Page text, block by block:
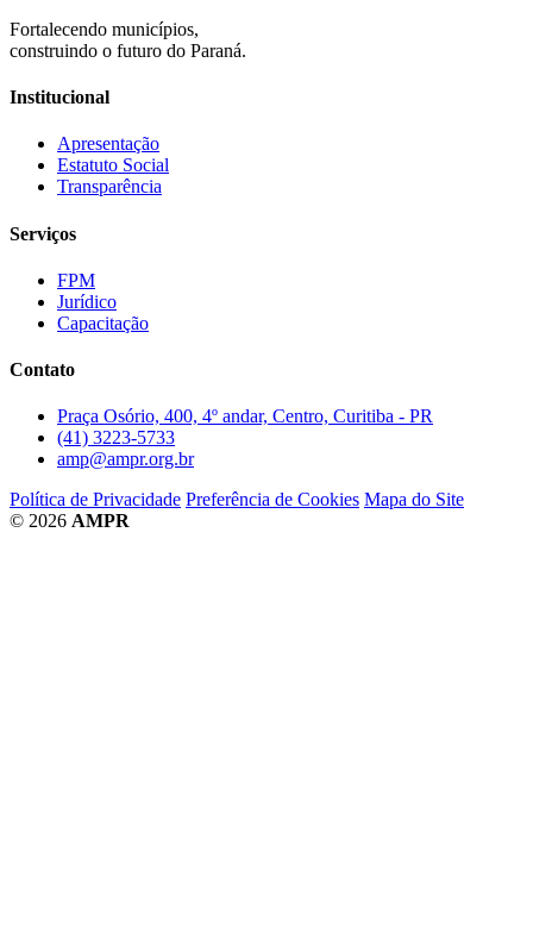
Fortalecendo municípios,
construindo o futuro do Paraná.
Institucional
Apresentação
Estatuto Social
Transparência
Serviços
FPM
Jurídico
Capacitação
Contato
Praça Osório, 400, 4º andar, Centro, Curitiba - PR
(41) 3223-5733
amp@ampr.org.br
Política de Privacidade Preferência de Cookies Mapa do Site
© 2026 AMPR